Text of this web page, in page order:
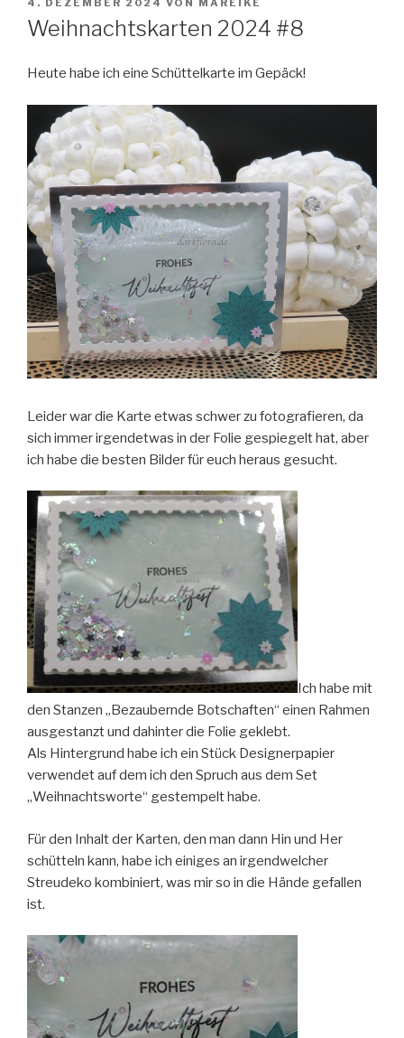
AM
4. DEZEMBER 2024 VON MAREIKE
Weihnachtskarten 2024 #8
Heute habe ich eine Schüttelkarte im Gepäck!
Leider war die Karte etwas schwer zu fotografieren, da
sich immer irgendetwas in der Folie gespiegelt hat, aber
ich habe die besten Bilder für euch heraus gesucht.
Ich habe mit
den Stanzen „Bezaubernde Botschaften“ einen Rahmen
ausgestanzt und dahinter die Folie geklebt.
Als Hintergrund habe ich ein Stück Designerpapier
verwendet auf dem ich den Spruch aus dem Set
„Weihnachtsworte“ gestempelt habe.
Für den Inhalt der Karten, den man dann Hin und Her
schütteln kann, habe ich einiges an irgendwelcher
Streudeko kombiniert, was mir so in die Hände gefallen
ist.